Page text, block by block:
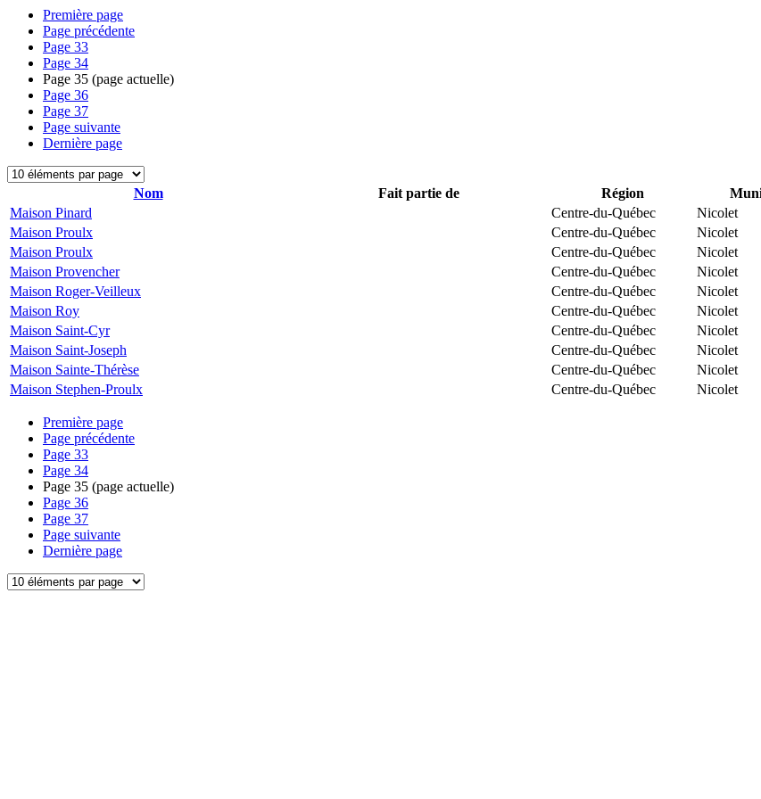
Première page
Page précédente
Page 33
Page 34
Page 35 (page actuelle)
Page 36
Page 37
Page suivante
Dernière page
Nom Fait partie de Région
Maison Pinard
Centre-du-Québec
Nicolet
Maison Proulx
Centre-du-Québec
Nicolet
Maison Proulx
Centre-du-Québec
Nicolet
Maison Provencher
Centre-du-Québec
Nicolet
Maison Roger-Veilleux
Centre-du-Québec
Nicolet
Maison Roy
Centre-du-Québec
Nicolet
Maison Saint-Cyr
Centre-du-Québec
Nicolet
Maison Saint-Joseph
Centre-du-Québec
Nicolet
Maison Sainte-Thérèse
Centre-du-Québec
Nicolet
Maison Stephen-Proulx
Centre-du-Québec Nicolet
Première page
Page précédente
Page 33
Page 34
Page 35 (page actuelle)
Page 36
Page 37
Page suivante
Dernière page